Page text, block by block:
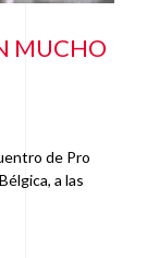
MUCHO
de Pro
a las